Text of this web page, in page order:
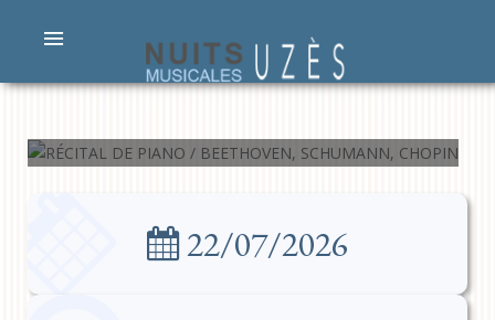
RÉCITAL DE PIANO /
BEETHOVEN,
22/07/2026